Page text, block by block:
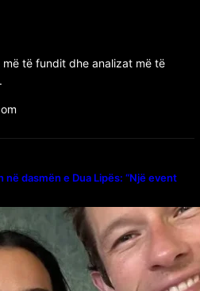
të fundit dhe analizat më të
dasmën e Dua Lipës: “Një event